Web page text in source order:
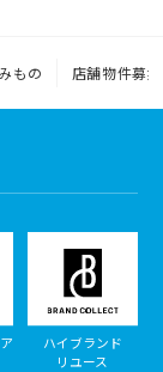
もの 店舗物件募集
ハイブランド
リユース